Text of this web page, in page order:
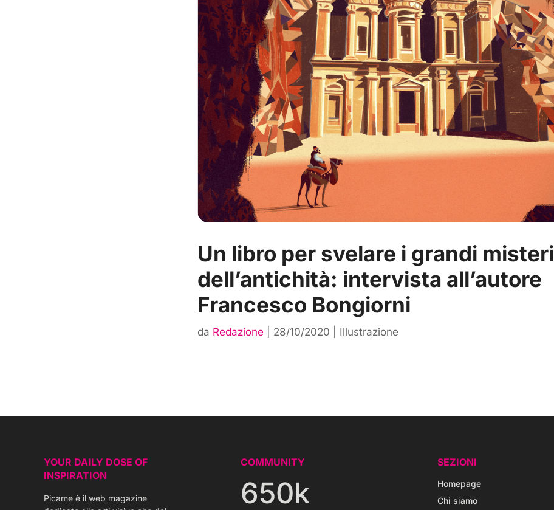
Un libro per svelare i grandi misteri
dell’antichità: intervista all’autore
Francesco Bongiorni
da Redazione 28/10/2020 Illustrazione
YOUR DAILY DOSE OF
INSPIRATION
Picame è il web magazine
COMMUNITY
650k
SEZIONI
Homepage
Chi siamo